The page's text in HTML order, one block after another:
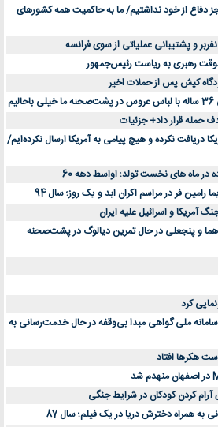
سعادت آباد برای پرونده‌های حساس و کلان
قیمت و فروش در ایران
دویدن و استفاده روزمره | بررسی ۱۲ مدل برتر
دفاع از خود نداشتیم/ ما به حاکمیت همه کشورهای
و پشتیبانی عملیاتی از سوی فرانسه
رهبری به ریاست رئیس‌جمهور
کیش پس از حملات اخیر
حمله قرار داد+ جزئیات
دریافت نکرده و هیچ پیامی به آمریکا ارسال نکرده‌ایم/
ماه های نخست تولد؛ اواسط دهه 60
فر در مراسم اکران ابد و یک روز؛ سال 94
و پنجعلی در حال تمرین دیالوگ در پشت‌صحنه
کرد
سامانه ملی گواهی مبدا بی‌وقفه در حال خدمت‌رسانی به
هکرها افتاد
کردن کودکان در شرایط جنگی
به همراه دخترش دریا در یک فیلم؛ سال 87